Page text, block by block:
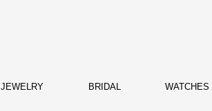
JEWELRY BRIDAL WATCHES